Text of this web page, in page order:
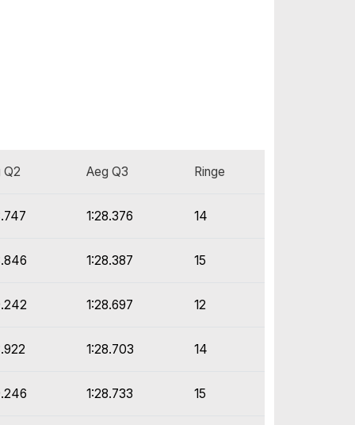
Q2 Aeg Q3 Ringe
1:28.376 14
1:28.387 15
1:28.697 12
1:28.703 14
1:28.733 15